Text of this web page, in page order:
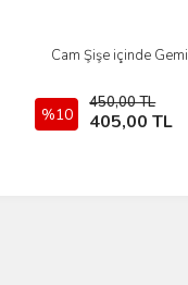
Cam Şişe içinde Gemi
%10
450,00 TL
405,00 TL
İncele
Sepete Ekle